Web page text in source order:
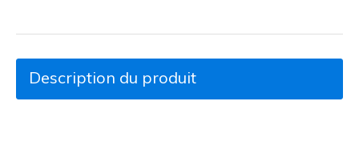
Description du produit